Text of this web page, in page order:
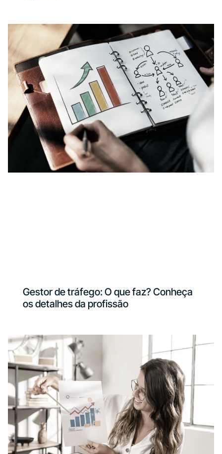
Gestor de tráfego: O que faz? Conheça
os detalhes da profissão